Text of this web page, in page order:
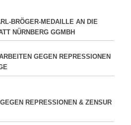
BRÖGER-MEDAILLE AN DIE
NÜRNBERG GGMBH
GEGEN REPRESSIONEN
REPRESSIONEN & ZENSUR